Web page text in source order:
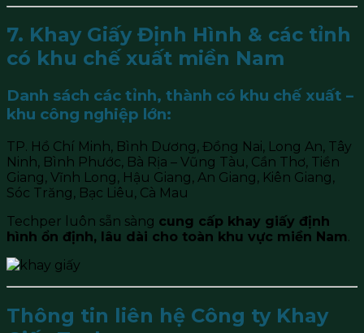
7. Khay Giấy Định Hình & các tỉnh
có khu chế xuất miền Nam
Danh sách các tỉnh, thành có khu chế xuất –
khu công nghiệp lớn:
TP. Hồ Chí Minh, Bình Dương, Đồng Nai, Long An, Tây
Ninh, Bình Phước, Bà Rịa – Vũng Tàu, Cần Thơ, Tiền
Giang, Vĩnh Long, Hậu Giang, An Giang, Kiên Giang,
Sóc Trăng, Bạc Liêu, Cà Mau
Techper luôn sẵn sàng cung cấp khay giấy định
hình ổn định, lâu dài cho toàn khu vực miền Nam.
Thông tin liên hệ Công ty Khay